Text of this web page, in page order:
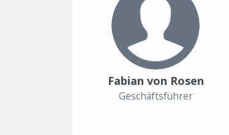
Fabian von Rosen
Geschäftsführer